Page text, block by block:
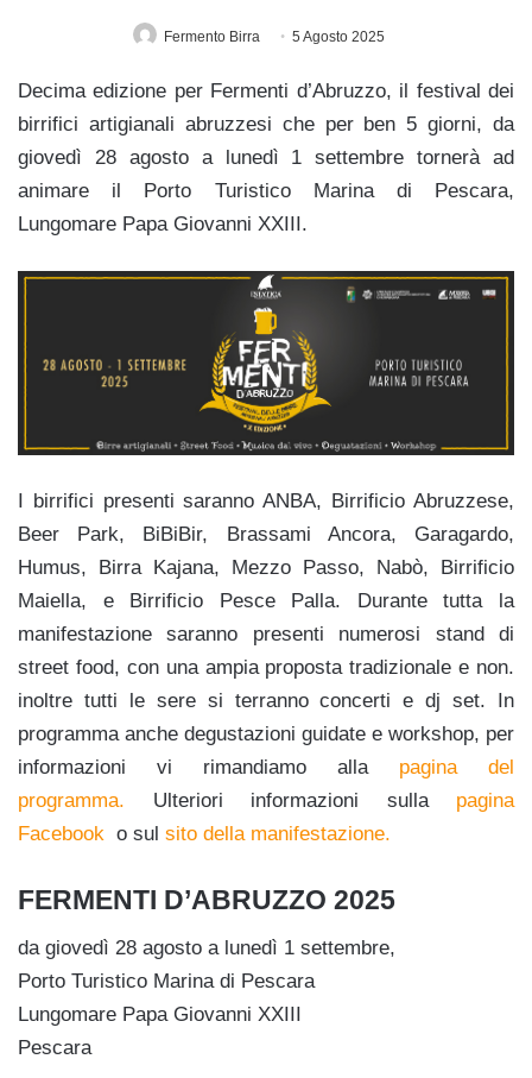
Fermento Birra 5 Agosto 2025
Decima edizione per Fermenti d’Abruzzo, il festival dei
birrifici artigianali abruzzesi che per ben 5 giorni, da
giovedì 28 agosto a lunedì 1 settembre tornerà ad
animare il Porto Turistico Marina di Pescara,
Lungomare Papa Giovanni XXIII.
I birrifici presenti saranno ANBA, Birrificio Abruzzese,
Beer Park, BiBiBir, Brassami Ancora, Garagardo,
Humus, Birra Kajana, Mezzo Passo, Nabò, Birrificio
Maiella, e Birrificio Pesce Palla. Durante tutta la
manifestazione saranno presenti numerosi stand di
street food, con una ampia proposta tradizionale e non.
inoltre tutti le sere si terranno concerti e dj set. In
programma anche degustazioni guidate e workshop, per
informazioni vi rimandiamo alla pagina del
programma. Ulteriori informazioni sulla pagina
Facebook o sul sito della manifestazione.
FERMENTI D’ABRUZZO 2025
da giovedì 28 agosto a lunedì 1 settembre,
Porto Turistico Marina di Pescara
Lungomare Papa Giovanni XXIII
Pescara